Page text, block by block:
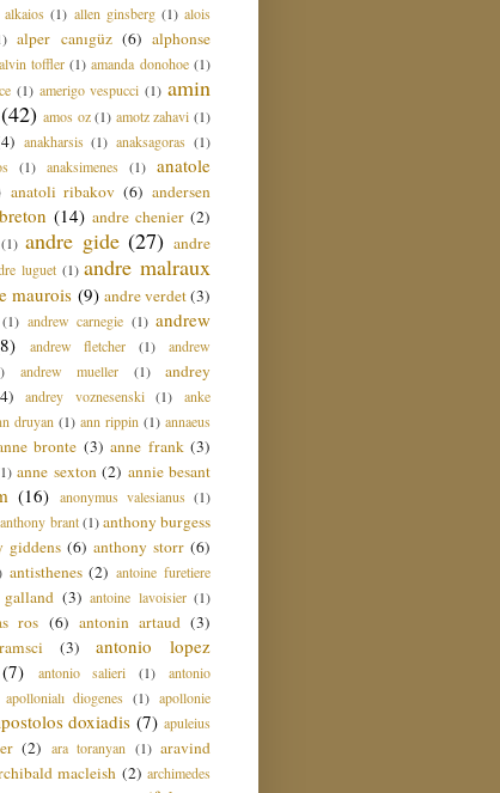
alkaios (1) allen ginsberg (1) alois
alper canıgüz (6) alphonse
alvin toffler (1) amanda donohoe (1)
(1) amerigo vespucci (1) amin
(42) amos oz (1) amotz zahavi (1)
anakharsis (1) anaksagoras (1)
(1) anaksimenes (1) anatole
anatoli ribakov (6) andersen
(14) andre chenier (2)
(1) andre gide (27) andre
luguet (1) andre malraux
maurois (9) andre verdet(3)
(1) andrew carnegie (1) andrew
andrew fletcher (1)
andrew
andrew mueller (1)
andrey
andrey voznesenski (1)
anke
druyan (1) ann rippin (1) annaeus
bronte (3) anne frank (3)
anne sexton (2) annie besant
(16) anonymus valesianus (1)
anthony brant (1) anthony burgess
giddens (6) anthony storr (6)
antisthenes (2) antoine furetiere
(3) antoine lavoisier (1)
ros (6) antonin artaud (3)
(3)
antonio lopez
(7) antonio salieri (1)
antonio
apollonialı diogenes (1) apollonie
doxiadis (7) apuleius
(2) ara toranyan (1) aravind
macleish (2) archimedes